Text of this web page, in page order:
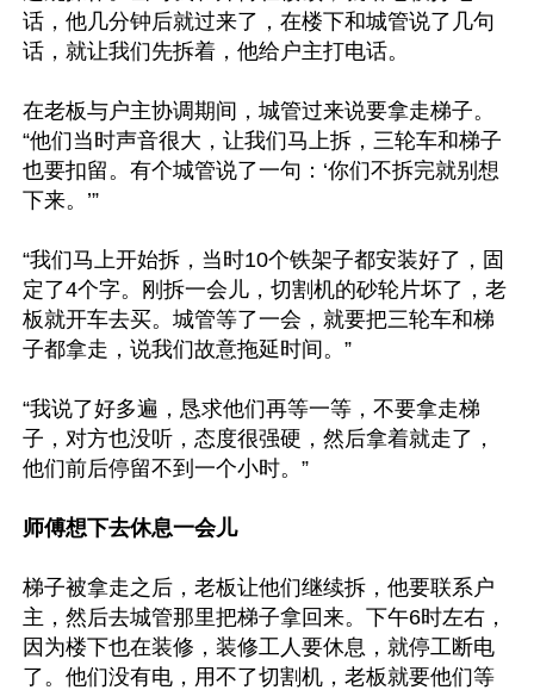
话，他几分钟后就过来了，在楼下和城管说了几句
话，就让我们先拆着，他给户主打电话。
在老板与户主协调期间，城管过来说要拿走梯子。
“他们当时声音很大，让我们马上拆，三轮车和梯子
也要扣留。有个城管说了一句：‘你们不拆完就别想
下来。’”
“我们马上开始拆，当时10个铁架子都安装好了，固
定了4个字。刚拆一会儿，切割机的砂轮片坏了，老
板就开车去买。城管等了一会，就要把三轮车和梯
子都拿走，说我们故意拖延时间。”
“我说了好多遍，恳求他们再等一等，不要拿走梯
子，对方也没听，态度很强硬，然后拿着就走了，
他们前后停留不到一个小时。”
师傅想下去休息一会儿
梯子被拿走之后，老板让他们继续拆，他要联系户
主，然后去城管那里把梯子拿回来。下午6时左右，
因为楼下也在装修，装修工人要休息，就停工断电
了。他们没有电，用不了切割机，老板就要他们等